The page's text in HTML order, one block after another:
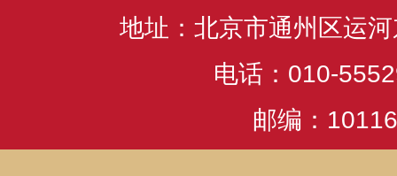
地址：北京市通州区运
电话：010-
邮编：